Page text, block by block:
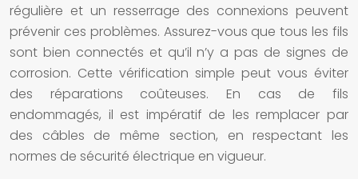
régulière et un resserrage des connexions peuvent
prévenir ces problèmes. Assurez-vous que tous les fils
sont bien connectés et qu’il n’y a pas de signes de
corrosion. Cette vérification simple peut vous éviter
des réparations coûteuses. En cas de fils
endommagés, il est impératif de les remplacer par
des câbles de même section, en respectant les
normes de sécurité électrique en vigueur.